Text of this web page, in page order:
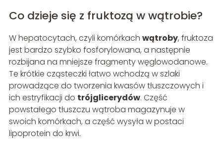
Co dzieje się z fruktozą w wątrobie?
W hepatocytach, czyli komórkach wątroby, fruktoza
jest bardzo szybko fosforylowana, a następnie
rozbijana na mniejsze fragmenty węglowodanowe.
Te krótkie cząsteczki łatwo wchodzą w szlaki
prowadzące do tworzenia kwasów tłuszczowych i
ich estryfikacji do trójglicerydów. Część
powstałego tłuszczu wątroba magazynuje w
swoich komórkach, a część wysyła w postaci
lipoprotein do krwi.